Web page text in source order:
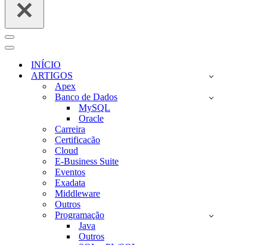
Menu
de
navegação
Menu
navegaçãoINÍCIO
ARTIGOS
Apex
Banco de Dados
MySQL
Oracle
Carreira
Certificacão
Cloud
E-Business Suite
Eventos
Exadata
Middleware
Outros
Programação
Java
Outros